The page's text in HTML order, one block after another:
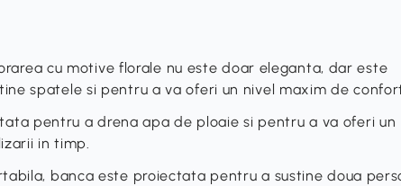
cu motive florale nu este doar eleganta, dar este
spatele si pentru a va oferi un nivel maxim de
pentru a drena apa de ploaie si pentru a va oferi un
in timp.
banca este proiectata pentru a sustine doua